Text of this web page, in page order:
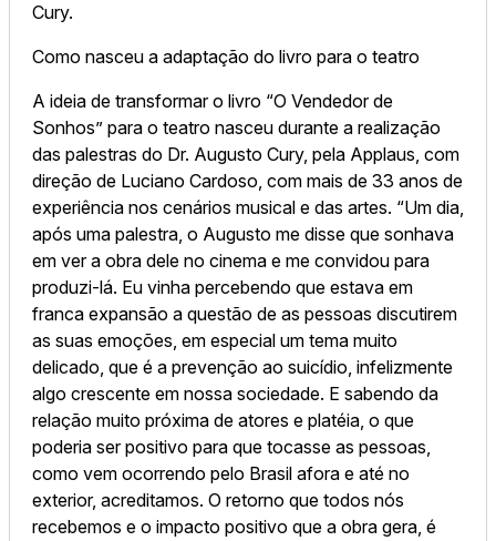
Cury.
Como nasceu a adaptação do livro para o teatro
A ideia de transformar o livro “O Vendedor de
Sonhos” para o teatro nasceu durante a realização
das palestras do Dr. Augusto Cury, pela Applaus, com
direção de Luciano Cardoso, com mais de 33 anos de
experiência nos cenários musical e das artes. “Um dia,
após uma palestra, o Augusto me disse que sonhava
em ver a obra dele no cinema e me convidou para
produzi-lá. Eu vinha percebendo que estava em
franca expansão a questão de as pessoas discutirem
as suas emoções, em especial um tema muito
delicado, que é a prevenção ao suicídio, infelizmente
algo crescente em nossa sociedade. E sabendo da
relação muito próxima de atores e platéia, o que
poderia ser positivo para que tocasse as pessoas,
como vem ocorrendo pelo Brasil afora e até no
exterior, acreditamos. O retorno que todos nós
recebemos e o impacto positivo que a obra gera, é